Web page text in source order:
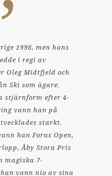
1998, men hans
i regi av
Oleg Midtfjeld och
Ski som ägare.
stjärnform efter 4-
vann han på
starkt.
han Forus Open,
Åby Stora Pris
magiska 7-
vann nio av sina